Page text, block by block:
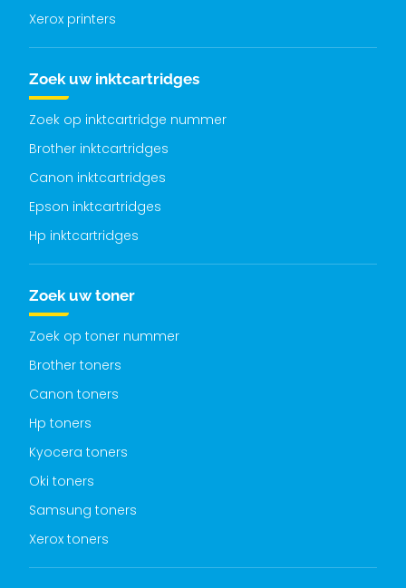
Xerox printers
Zoek uw inktcartridges
Zoek op inktcartridge nummer
Brother inktcartridges
Canon inktcartridges
Epson inktcartridges
Hp inktcartridges
Zoek uw toner
Zoek op toner nummer
Brother toners
Canon toners
Hp toners
Kyocera toners
Oki toners
Samsung toners
Xerox toners